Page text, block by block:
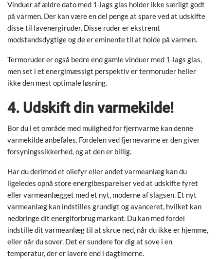
Vinduer af ældre dato med 1-lags glas holder ikke særligt godt
på varmen. Der kan være en del penge at spare ved at udskifte
disse til lavenergiruder. Disse ruder er ekstremt
modstandsdygtige og de er eminente til at holde på varmen.
Termoruder er også bedre end gamle vinduer med 1-lags glas,
men set i et energimæssigt perspektiv er termoruder heller
ikke den mest optimale løsning.
4. Udskift din varmekilde!
Bor du i et område med mulighed for fjernvarme kan denne
varmekilde anbefales. Fordelen ved fjernevarme er den giver
forsyningssikkerhed, og at den er billig.
Har du derimod et oliefyr eller andet varmeanlæg kan du
ligeledes opnå store energibesparelser ved at udskifte fyret
eller varmeanlægget med et nyt, moderne af slagsen. Et nyt
varmeanlæg kan indstilles grundigt og avanceret, hvilket kan
nedbringe dit energiforbrug markant. Du kan med fordel
indstille dit varmeanlæg til at skrue ned, når du ikke er hjemme,
eller når du sover. Det er sundere for dig at sove i en
temperatur, der er lavere end i dagtimerne.